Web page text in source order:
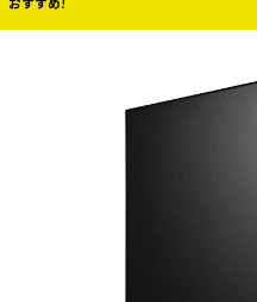
おすすめ!